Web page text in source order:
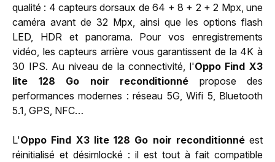
qualité : 4 capteurs dorsaux de 64 + 8 + 2 + 2 Mpx, une
caméra avant de 32 Mpx, ainsi que les options flash
LED, HDR et panorama. Pour vos enregistrements
vidéo, les capteurs arrière vous garantissent de la 4K à
30 IPS. Au niveau de la connectivité, l'Oppo Find X3
lite 128 Go noir reconditionné propose des
performances modernes : réseau 5G, Wifi 5, Bluetooth
5.1, GPS, NFC…
L'Oppo Find X3 lite 128 Go noir reconditionnéest
réinitialisé et désimlocké : il est tout à fait compatible